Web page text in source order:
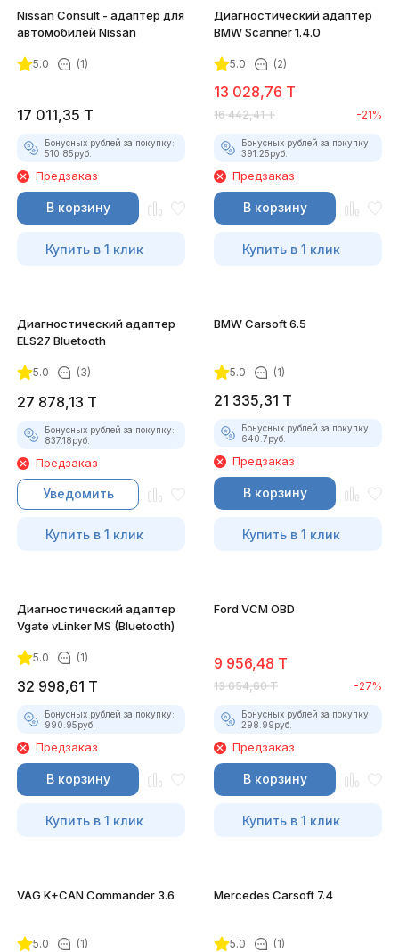
Nissan Consult - адаптер для
автомобилей Nissan
5.0 (1)
17 011,35 T
Бонусных рублей за покупку:
510.85руб.
Предзаказ
В корзину
Купить в 1 клик
Диагностический адаптер
BMW Scanner 1.4.0
5.0 (2)
13 028,76 T
16 442,41 T -21%
Бонусных рублей за покупку:
391.25руб.
Предзаказ
В корзину
Купить в 1 клик
Диагностический адаптер
ELS27 Bluetooth
5.0 (3)
27 878,13 T
Бонусных рублей за покупку:
837.18руб.
Предзаказ
Уведомить
Купить в 1 клик
BMW Carsoft 6.5
5.0 (1)
21 335,31 T
Бонусных рублей за покупку:
640.7руб.
Предзаказ
В корзину
Купить в 1 клик
Диагностический адаптер
Vgate vLinker MS (Bluetooth)
5.0 (1)
32 998,61 T
Бонусных рублей за покупку:
990.95руб.
Предзаказ
В корзину
Купить в 1 клик
Ford VCM OBD
9 956,48 T
13 654,60 T -27%
Бонусных рублей за покупку:
298.99руб.
Предзаказ
В корзину
Купить в 1 клик
VAG K+CAN Commander 3.6
5.0 (1)
Mercedes Carsoft 7.4
5.0 (1)